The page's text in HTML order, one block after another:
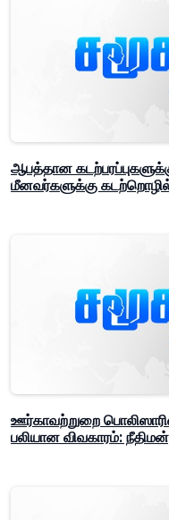
ஆபத்தான
மீனவர்களுக்கு
ஊர்காவற்றுறை
பலியான விவகாரம்: